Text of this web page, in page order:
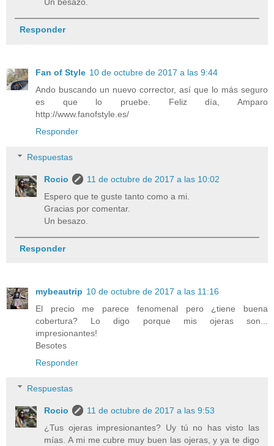
Responder
Fan of Style 10 de octubre de 2017 a las 9:44
Ando buscando un nuevo corrector, así que lo más seguro
es que lo pruebe. Feliz día, Amparo
http://www.fanofstyle.es/
Responder
Respuestas
Rocio
11 de octubre de 2017 a las 10:02
Espero que te guste tanto como a mi.
Gracias por comentar.
Un besazo.
Responder
mybeautrip 10 de octubre de 2017 a las 11:16
El precio me parece fenomenal pero ¿tiene buena
cobertura? Lo digo porque mis ojeras son...
impresionantes!
Besotes
Responder
Respuestas
Rocio
11 de octubre de 2017 a las 9:53
¿Tus ojeras impresionantes? Uy tú no has visto las
mías. A mi me cubre muy buen las ojeras, y ya te digo